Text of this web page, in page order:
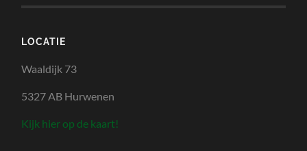
LOCATIE
Waaldijk 73
5327 AB Hurwenen
Kijk hier op de kaart!